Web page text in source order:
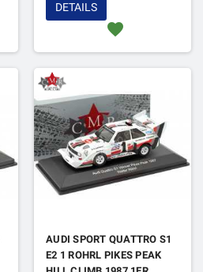
favorite
DETAILS
AUDI SPORT QUATTRO S1
E2 1 ROHRL PIKES PEAK